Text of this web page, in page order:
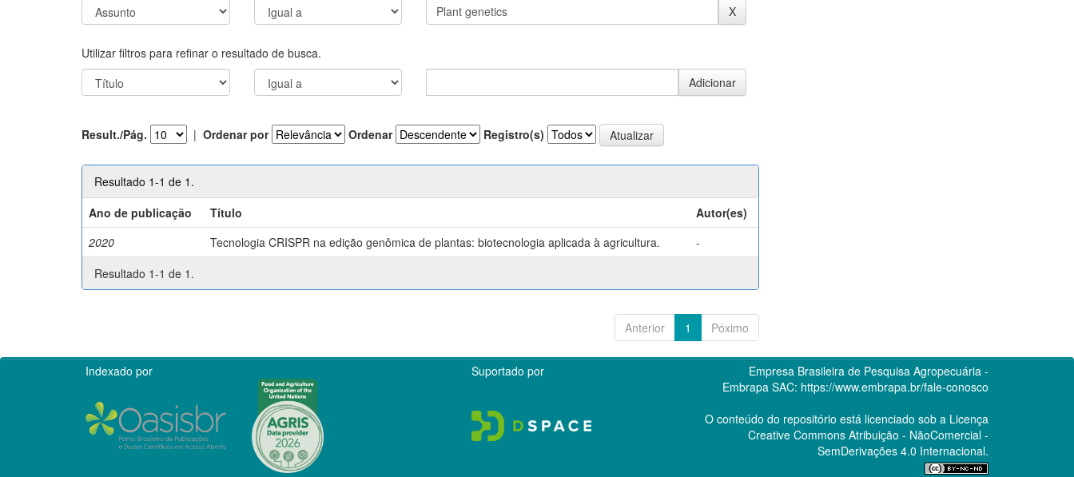
Utilizar filtros para refinar o resultado de busca.
Result./Pág. | Ordenar por Ordenar Registro(s)
Resultado 1-1 de 1.
Ano de publicação
Título
Autor(es)
2020
Tecnologia CRISPR na edição genômica de plantas: biotecnologia aplicada à agricultura.
-
Resultado 1-1 de 1.
Anterior 1 Póximo
Indexado por Suportado por
Empresa Brasileira de Pesquisa Agropecuária -
Embrapa SAC: https://www.embrapa.br/fale-conosco
O conteúdo do repositório está licenciado sob a Licença
Creative CommonsAtribuição - NãoComercial -
SemDerivações 4.0 Internacional.